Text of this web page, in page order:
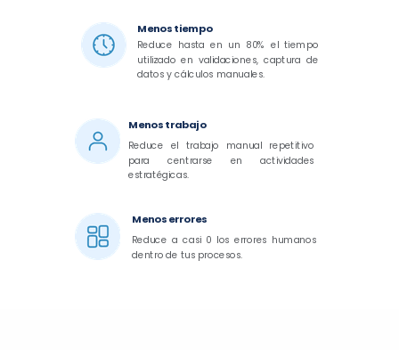
Menos tiempo
Reduce hasta en un 80% el tiempo
utilizado en validaciones, captura de
datos y cálculos manuales.
Menos trabajo
Reduce el trabajo manual repetitivo
para centrarse en actividades
estratégicas.
Menos errores
Reduce a casi 0 los errores humanos
dentro de tus procesos.